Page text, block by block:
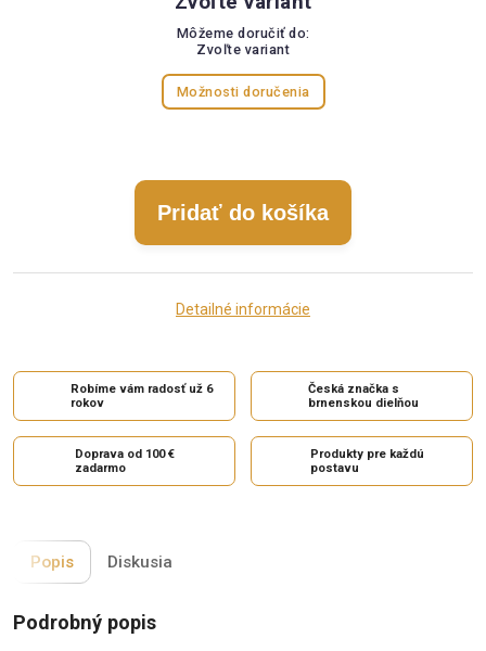
Môžeme doručiť do:
Zvoľte variant
Možnosti doručenia
Pridať do košíka
Detailné informácie
Robíme vám radosť už 6
rokov
Česká značka s
brnenskou dielňou
Doprava od 100 €
zadarmo
Produkty pre každú
postavu
Popis Diskusia
Podrobný popis